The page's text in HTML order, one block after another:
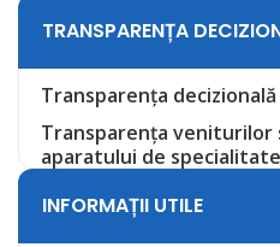
TRANSPARENȚA
Transparența decizională
Transparența veniturilor
aparatului de
INFORMAȚII UTILE